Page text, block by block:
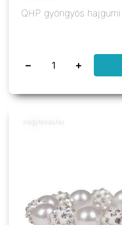
QHP gyöngyös
− +